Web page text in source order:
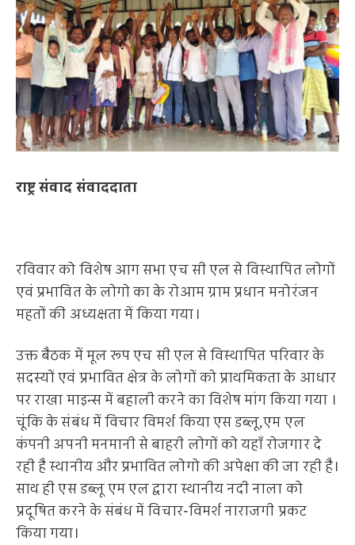
राष्ट्र संवाद संवाददाता
रविवार को विशेष आग सभा एच सी एल से विस्थापित लोगों
एवं प्रभावित के लोगो का के रोआम ग्राम प्रधान मनोरंजन
महतों की अध्यक्षता में किया गया।
उक्त बैठक में मूल रूप एच सी एल से विस्थापित परिवार के
सदस्यों एवं प्रभावित क्षेत्र के लोगों को प्राथमिकता के आधार
पर राखा माइन्स में बहाली करने का विशेष मांग किया गया ।
चूंकि के संबंध में विचार विमर्श किया एस डब्लू,एम एल
कंपनी अपनी मनमानी से बाहरी लोगों को यहाँ रोजगार दे
रही है स्थानीय और प्रभावित लोगो की अपेक्षा की जा रही है।
साथ ही एस डब्लू एम एल द्वारा स्थानीय नदी नाला को
प्रदूषित करने के संबंध में विचार-विमर्श नाराजगी प्रकट
किया गया।